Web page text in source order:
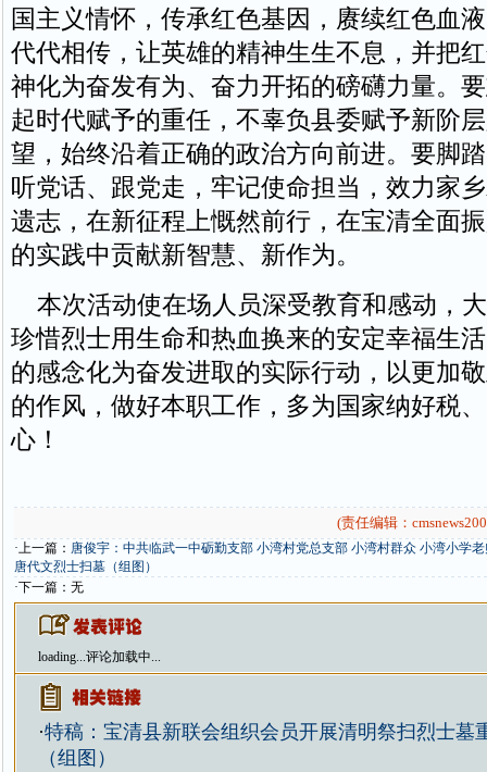
国主义情怀，传承红色基因，赓续红色血
代代相传，让英雄的精神生生不息，并把
神化为奋发有为、奋力开拓的磅礴力量。
起时代赋予的重任，不辜负县委赋予新阶
望，始终沿着正确的政治方向前进。要脚
听党话、跟党走，牢记使命担当，效力家
遗志，在新征程上慨然前行，在宝清全面
的实践中贡献新智慧、新作为。
本次活动使在场人员深受教育和感动，
珍惜烈士用生命和热血换来的安定幸福生
的感念化为奋发进取的实际行动，以更加
的作风，做好本职工作，多为国家纳好税
心！
(责任编辑：
·上一篇： 唐俊宇：中共临武一中砺勤支部 小湾村党总支部 小湾村群众 小湾小学
唐代文烈士扫墓（组图）
·下一篇：无
loading...评论加载中...
·特稿：宝清县新联会组织会员开展清明祭扫烈士墓
（组图）